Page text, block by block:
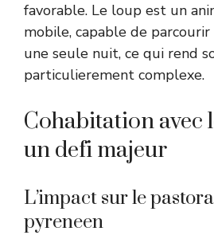
favorable. Le loup est un
mobile, capable de
une seule nuit, ce qui rend
particulierement complexe.
Cohabitation avec
un defi majeur
L’impact sur le
pyreneen